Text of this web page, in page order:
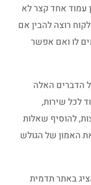
עמוד אחד קצר לא
רוצה להבין אם
לו ואם אפשר
הדברים האלה
לכל שירות,
להוסיף שאלות
האמון של הגולש
באתר תדמית